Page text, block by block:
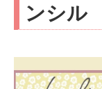
ンシル